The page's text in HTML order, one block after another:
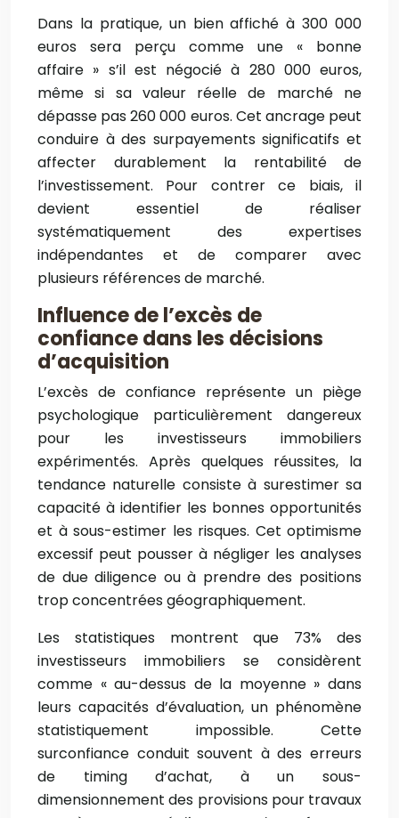
Dans la pratique, un bien affiché à 300 000
euros sera perçu comme une « bonne
affaire » s’il est négocié à 280 000 euros,
même si sa valeur réelle de marché ne
dépasse pas 260 000 euros. Cet ancrage peut
conduire à des surpayements significatifs et
affecter durablement la rentabilité de
l’investissement. Pour contrer ce biais, il
devient essentiel de réaliser
systématiquement des expertises
indépendantes et de comparer avec
plusieurs références de marché.
Influence de l’excès de
confiance dans les décisions
d’acquisition
L’excès de confiance représente un piège
psychologique particulièrement dangereux
pour les investisseurs immobiliers
expérimentés. Après quelques réussites, la
tendance naturelle consiste à surestimer sa
capacité à identifier les bonnes opportunités
et à sous-estimer les risques. Cet optimisme
excessif peut pousser à négliger les analyses
de due diligence ou à prendre des positions
trop concentrées géographiquement.
Les statistiques montrent que 73% des
investisseurs immobiliers se considèrent
comme « au-dessus de la moyenne » dans
leurs capacités d’évaluation, un phénomène
statistiquement impossible. Cette
surconfiance conduit souvent à des erreurs
de timing d’achat, à un sous-
dimensionnement des provisions pour travaux